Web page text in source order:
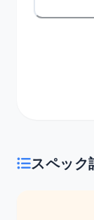
スペック